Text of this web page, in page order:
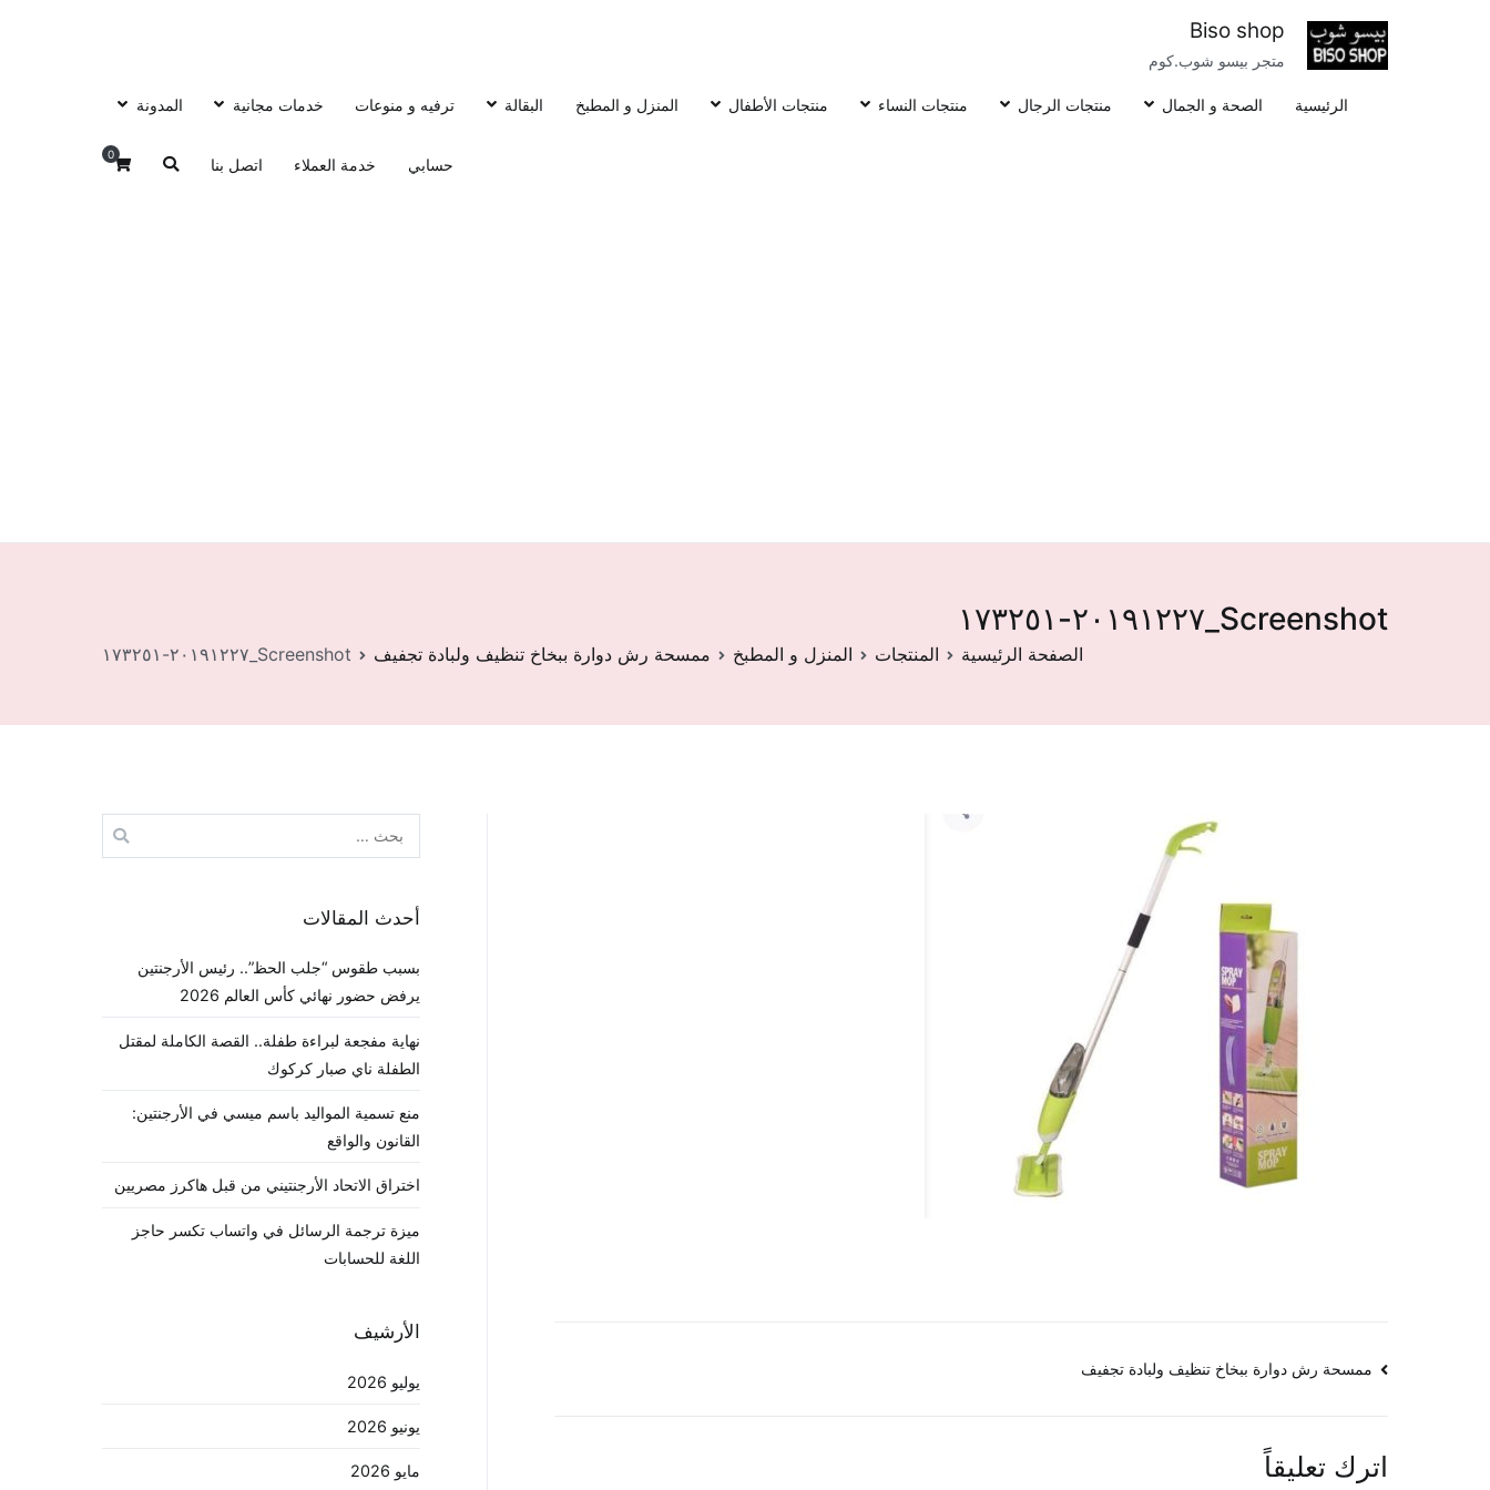
Biso shop
متجر بيسو شوب.كوم
الرئيسية الصحة و الجمال منتجات الرجال منتجات النساء منتجات الأطفال المنزل و المطبخ البقالة ترفيه و منوعات خدمات مجانية المدونة
حسابي خدمة العملاء اتصل بنا
0
Screenshot_٢٠١٩١٢٢٧-١٧٣٢٥١
الصفحة الرئيسية المنتجات المنزل و المطبخ ممسحة رش دوارة ببخاخ تنظيف ولبادة تجفيف Screenshot_٢٠١٩١٢٢٧-١٧٣٢٥١
تصفّح
ممسحة رش دوارة ببخاخ تنظيف ولبادة تجفيف
اترك تعليقاً
عن:
أحدث المقالات
بسبب طقوس “جلب الحظ”.. رئيس الأرجنتين
يرفض حضور نهائي كأس العالم 2026
نهاية مفجعة لبراءة طفلة.. القصة الكاملة لمقتل
الطفلة ناي صبار كركوك
منع تسمية المواليد باسم ميسي في الأرجنتين:
القانون والواقع
اختراق الاتحاد الأرجنتيني من قبل هاكرز مصريين
ميزة ترجمة الرسائل في واتساب تكسر حاجز
اللغة للحسابات
الأرشيف
يوليو 2026
يونيو 2026
مايو 2026